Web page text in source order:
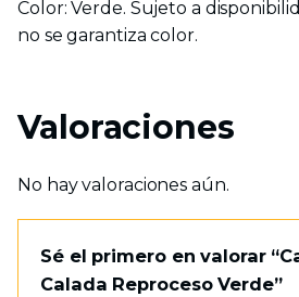
Color: Verde. Sujeto a
no se garantiza color.
Valoraciones
No hay valoraciones aún.
Sé el primero en valorar
Calada Reproceso Verde”